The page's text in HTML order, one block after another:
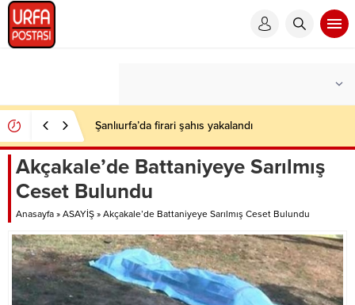
Şanlıurfa’da firari şahıs yakalandı
Akçakale’de Battaniyeye Sarılmış
Ceset Bulundu
Anasayfa » ASAYİŞ » Akçakale’de Battaniyeye Sarılmış Ceset Bulundu